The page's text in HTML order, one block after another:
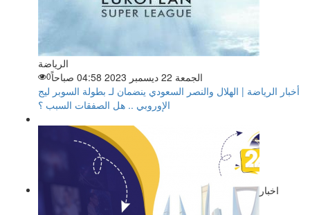
الرياضة
الجمعة 22 ديسمبر 2023 04:58 صباحاً
0
أخبار الرياضة | الهلال والنصر السعودي ينضمان لـ بطولة السوبر ليج
الإوروبي .. هل الصفقات السبب ؟
اخبار